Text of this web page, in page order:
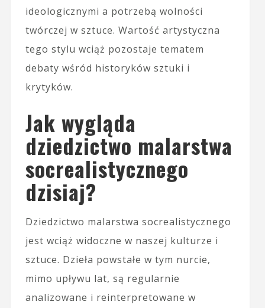
ideologicznymi a potrzebą wolności
twórczej w sztuce. Wartość artystyczna
tego stylu wciąż pozostaje tematem
debaty wśród historyków sztuki i
krytyków.
Jak wygląda
dziedzictwo malarstwa
socrealistycznego
dzisiaj?
Dziedzictwo malarstwa socrealistycznego
jest wciąż widoczne w naszej kulturze i
sztuce. Dzieła powstałe w tym nurcie,
mimo upływu lat, są regularnie
analizowane i reinterpretowane w